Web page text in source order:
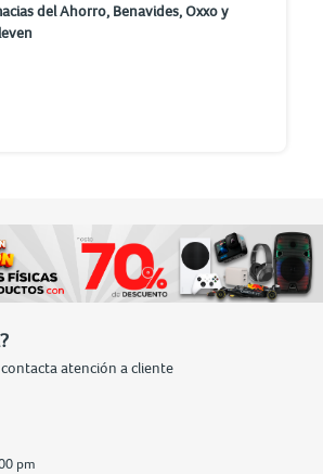
del Ahorro, Benavides, Oxxo y
atención a cliente
pm